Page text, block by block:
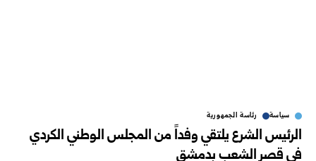
سياسة رئاسة الجمهورية
الرئيس الشرع يلتقي وفداً من المجلس الوطني الكردي
في قصر الشعب بدمشق